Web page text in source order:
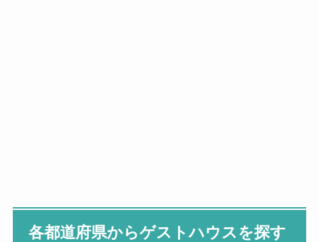
各都道府県からゲストハウスを探す